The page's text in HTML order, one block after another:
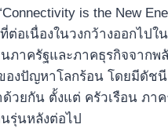
is the New
ต่อเนื่องในวงกว้างออกไ
ภาครัฐและภาคธุรกิจจากพ
องปัญหาโลกร้อน โดยมีดัช
วยกัน ตั้งแต่ ครัวเรือน ภา
รุ่นหลังต่อไป